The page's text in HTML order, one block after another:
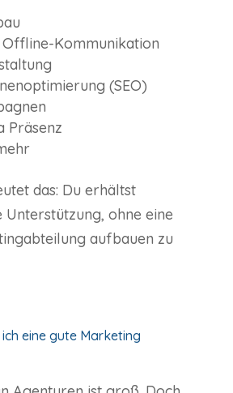
Kommunikation
(SEO)
Präsenz
das: Du erhältst
ohne eine
aufbauen zu
eine gute Marketing